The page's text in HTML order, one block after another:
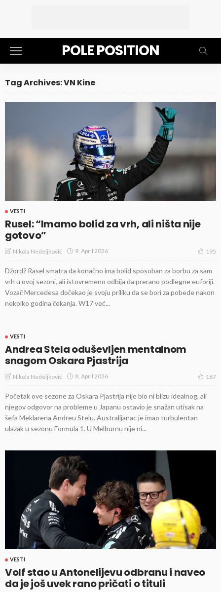
POLE POSITION
Tag Archives: VN Kine
VESTI
Rusel: “Imamo bolid za vrh, ali ništa nije
gotovo”
Nikola Nedeljković 9, April 2026 195
Džordž Rasel smatra da konačno ima bolid sposoban za borbu za sam
vrh u ovoj sezoni, ali istovremeno odbija da prerano podlegne euforiji.
Vozač Mercedesa dočekao je svoju priliku da se bori za pobede nakon
nekoiko godina čekanja. W17 već...
VESTI
Andrea Stela oduševljen mentalnom
snagom Oskara Pjastrija
Nikola Nedeljković 8, April 2026 167
Početak ove sezone za Oskara Pjastrija nije bio ni blizu idealnog, ali
njegov odgovor na probleme u Japanu ostavio je snažan utisak na
šefa Meklarena Andreu Stelu. Australijanac je imao turbulentan
ulazak u sezonu Formula 1. U Melburnu nije ni...
VESTI
Volf stao u Antonelijevu odbranu i naveo
da je još uvek rano pričati o tituli